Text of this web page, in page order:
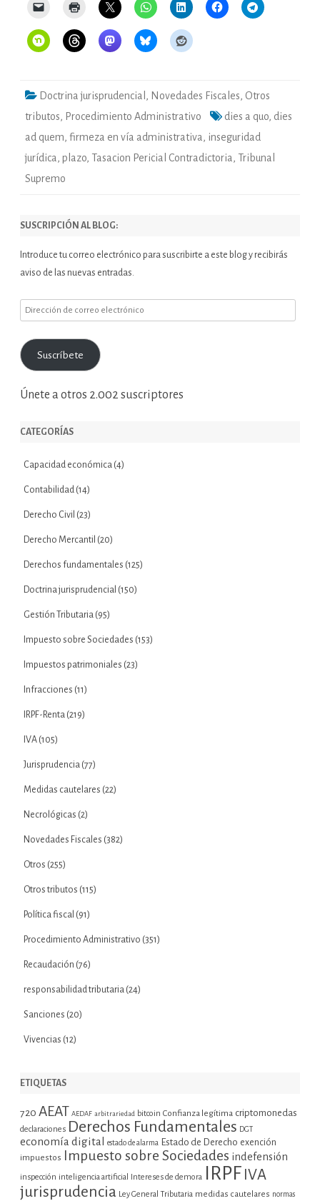
Doctrina jurisprudencial , Novedades Fiscales, Otros
tributos, Procedimiento Administrativo dies a quo, dies
ad quem, firmeza en vía administrativa , inseguridad
jurídica , plazo, Tasacion Pericial Contradictoria , Tribunal
Supremo
SUSCRIPCIÓN AL BLOG:
Introduce tu correo electrónico para suscribirte a este blog y recibirás
aviso de las nuevas entradas.
Dirección
correo
electrónico
Suscríbete
Únete a otros 2.002 suscriptores
CATEGORÍAS
Capacidad económica (4)
Contabilidad (14)
Derecho Civil (23)
Derecho Mercantil (20)
Derechos fundamentales (125)
Doctrina jurisprudencial (150)
Gestión Tributaria (95)
Impuesto sobre Sociedades (153)
Impuestos patrimoniales (23)
Infracciones (11)
IRPF-Renta (219)
IVA (105)
Jurisprudencia (77)
Medidas cautelares (22)
Necrológicas (2)
Novedades Fiscales (382)
Otros (255)
Otros tributos (115)
Política fiscal (91)
Procedimiento Administrativo (351)
Recaudación (76)
responsabilidad tributaria (24)
Sanciones (20)
Vivencias (12)
ETIQUETAS
720 AEAT AEDAF arbitrariedad bitcoin Confianza legítima criptomonedas
declaraciones Derechos Fundamentales DGT
economía digital estado de alarma Estado de Derecho exención
impuestos Impuesto sobre Sociedades indefensión
inspección inteligencia artificial Intereses de demora IRPF IVA
jurisprudencia Ley General Tributaria medidas cautelares normas